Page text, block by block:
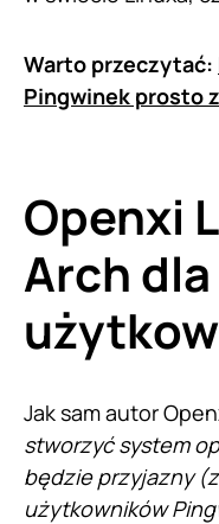
Warto przeczytać:
Pingwinek prosto
Openxi
Arch
Jak sam autor
stworzyć system
będzie przyjazny
użytkowników